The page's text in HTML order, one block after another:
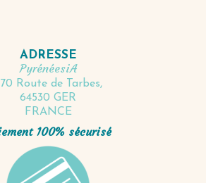
ADRESSE
PyrénéesiA
Route de Tarbes,
64530 GER
FRANCE
100% sécurisé